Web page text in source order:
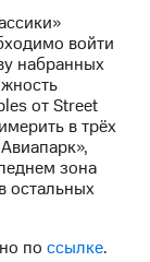
войти
набранных
от Street
в трёх
зона
остальных
по ссылке.